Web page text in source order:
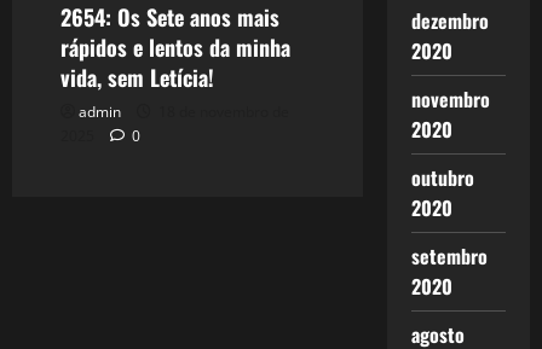
2654: Os Sete anos mais
rápidos e lentos da minha
vida, sem Letícia!
admin
0
dezembro
2020
novembro
2020
outubro
2020
setembro
2020
agosto